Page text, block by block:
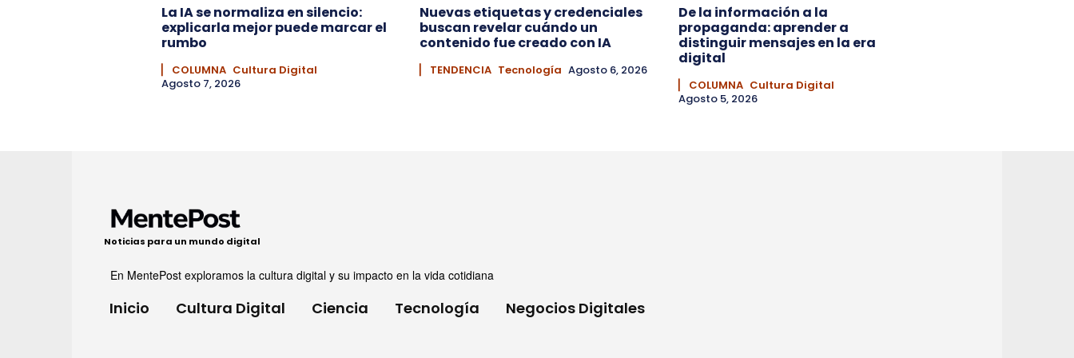
La IA se normaliza en silencio:
explicarla mejor puede marcar el
rumbo
▏ COLUMNA Cultura Digital
Agosto 7, 2026
Nuevas etiquetas y credenciales
buscan revelar cuándo un
contenido fue creado con IA
▏ TENDENCIA Tecnología Agosto 6, 2026
De la información a la
propaganda: aprender a
distinguir mensajes en la era
digital
▏ COLUMNA Cultura Digital
Agosto 5, 2026
Noticias para un mundo digital
En MentePost exploramos la cultura digital y su impacto en la vida cotidiana
Inicio Cultura Digital Ciencia Tecnología Negocios Digitales